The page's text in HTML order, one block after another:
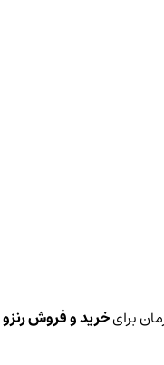
برایخرید و فروش رنزو